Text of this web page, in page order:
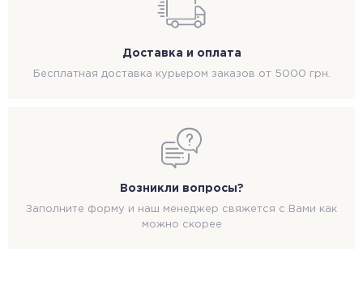
Доставка и оплата
Бесплатная доставка курьером заказов от 5000 грн.
Возникли вопросы?
Заполните форму и наш менеджер свяжется с Вами как
можно скорее